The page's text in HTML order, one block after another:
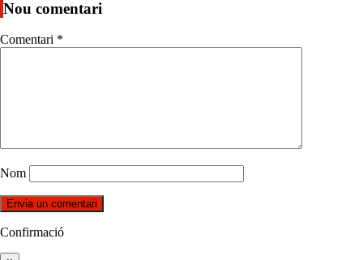
Nou comentari
Comentari *
Nom
Confirmació